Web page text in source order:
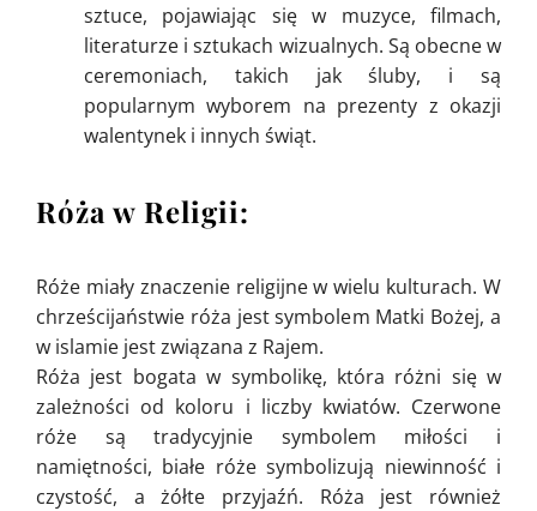
sztuce, pojawiając się w muzyce, filmach,
literaturze i sztukach wizualnych. Są obecne w
ceremoniach, takich jak śluby, i są
popularnym wyborem na prezenty z okazji
walentynek i innych świąt.
Róża w Religii:
Róże miały znaczenie religijne w wielu kulturach. W
chrześcijaństwie róża jest symbolem Matki Bożej, a
w islamie jest związana z Rajem.
Róża jest bogata w symbolikę, która różni się w
zależności od koloru i liczby kwiatów. Czerwone
róże są tradycyjnie symbolem miłości i
namiętności, białe róże symbolizują niewinność i
czystość, a żółte przyjaźń. Róża jest również